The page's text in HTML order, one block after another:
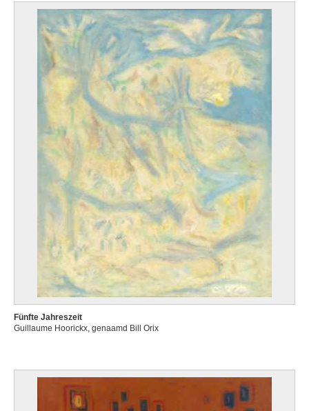
Fünfte Jahreszeit
Guillaume Hoorickx, genaamd Bill Orix